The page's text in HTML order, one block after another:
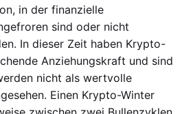
in der finanzielle
sind oder nicht
In dieser Zeit haben Krypto-
Anziehungskraft und sind
nicht als wertvolle
Einen Krypto-Winter